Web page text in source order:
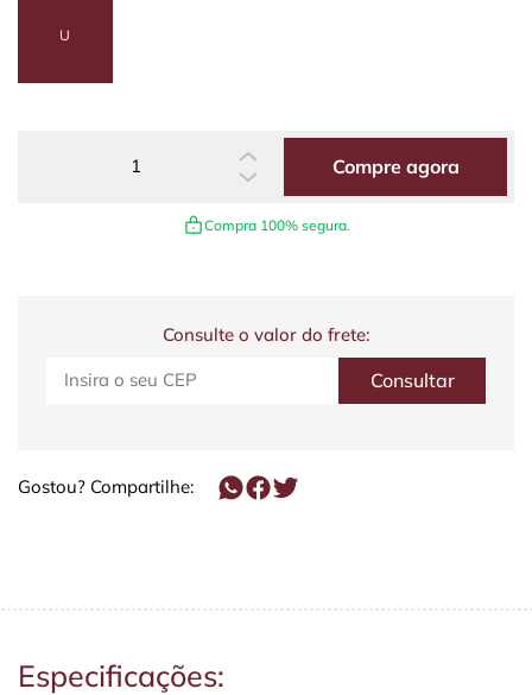
U
Compre agora
Compra 100% segura.
Consulte o valor do frete:
Gostou? Compartilhe:
Especificações: